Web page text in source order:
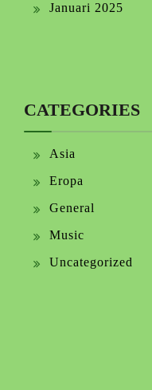
Januari 2025
CATEGORIES
Asia
Eropa
General
Music
Uncategorized